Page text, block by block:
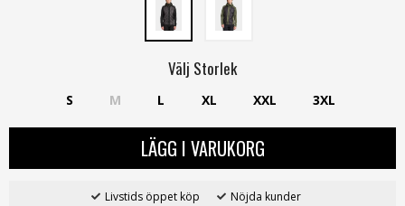
Välj Storlek
S M L XL XXL 3XL
LÄGG I VARUKORG
Livstids öppet köp Nöjda kunder